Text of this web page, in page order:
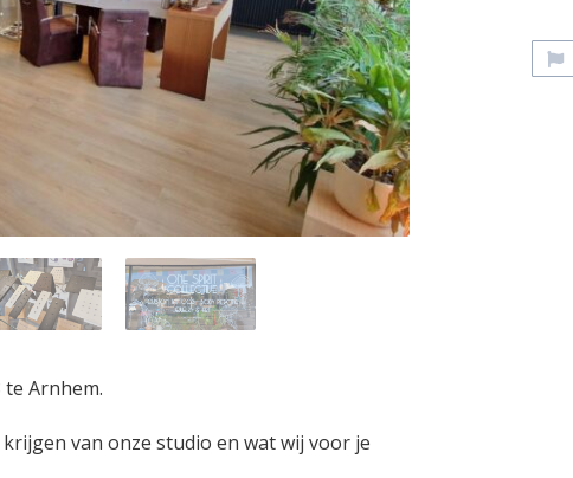
Arnhem.
van onze studio en wat wij voor je